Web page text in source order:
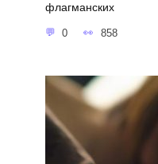
флагманских
0 858